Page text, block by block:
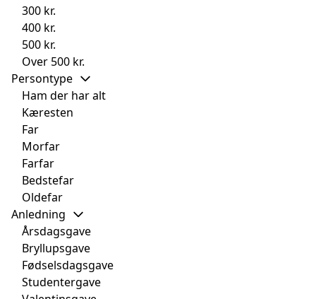
300 kr.
400 kr.
500 kr.
Over 500 kr.
Persontype
Ham der har alt
Kæresten
Far
Morfar
Farfar
Bedstefar
Oldefar
Anledning
Årsdagsgave
Bryllupsgave
Fødselsdagsgave
Studentergave